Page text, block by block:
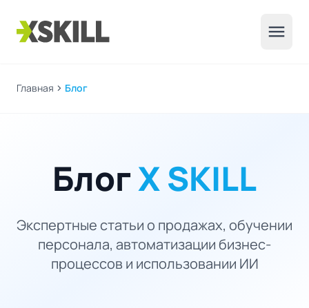
menu
Главная chevron_right Блог
БлогX SKILL
Экспертные статьи о продажах, обучении
персонала, автоматизации бизнес-
процессов и использовании ИИ